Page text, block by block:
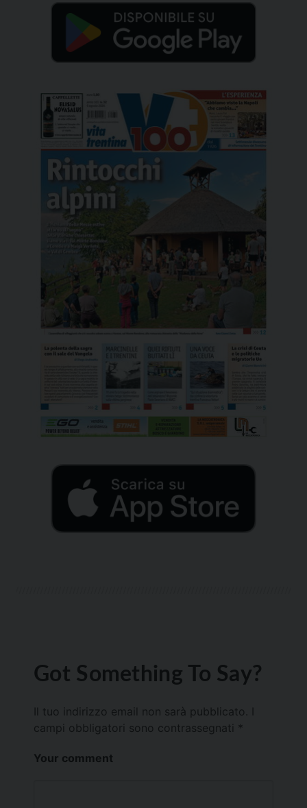
Got Something To Say?
Il tuo indirizzo email non sarà pubblicato.
campi obbligatori sono contrassegnati *
Your comment